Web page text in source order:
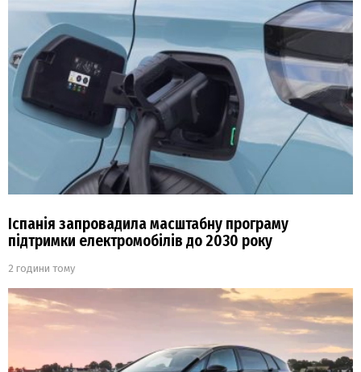
Іспанія запровадила масштабну програму
підтримки електромобілів до 2030 року
2 години тому